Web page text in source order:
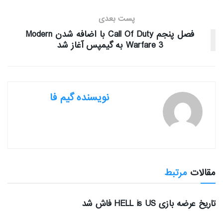
پست بعدی
فصل پنجم Call Of Duty با اضافه شدن Modern
Warfare 3 به گیمپس آغاز شد
نویسنده گیم فا
مقالات مرتبط
تاریخ عرضه بازی HELL is US فاش شد